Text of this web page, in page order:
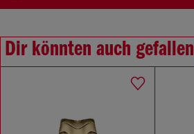
Dir könnten auch gefallen